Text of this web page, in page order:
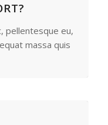
pellentesque eu,
massa quis